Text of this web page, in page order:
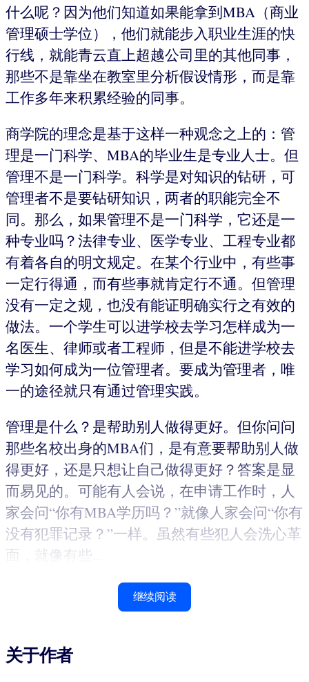
什么呢？因为他们知道如果能拿到MBA（商业
管理硕士学位），他们就能步入职业生涯的快
行线，就能青云直上超越公司里的其他同事，
那些不是靠坐在教室里分析假设情形，而是靠
工作多年来积累经验的同事。
商学院的理念是基于这样一种观念之上的：管
理是一门科学、MBA的毕业生是专业人士。但
管理不是一门科学。科学是对知识的钻研，可
管理者不是要钻研知识，两者的职能完全不
同。那么，如果管理不是一门科学，它还是一
种专业吗？法律专业、医学专业、工程专业都
有着各自的明文规定。在某个行业中，有些事
一定行得通，而有些事就肯定行不通。但管理
没有一定之规，也没有能证明确实行之有效的
做法。一个学生可以进学校去学习怎样成为一
名医生、律师或者工程师，但是不能进学校去
学习如何成为一位管理者。要成为管理者，唯
一的途径就只有通过管理实践。
管理是什么？是帮助别人做得更好。但你问问
那些名校出身的MBA们，是有意要帮助别人做
得更好，还是只想让自己做得更好？答案是显
而易见的。可能有人会说，在申请工作时，人
家会问“你有MBA学历吗？”就像人家会问“你有
没有犯罪记录？”一样。虽然有些犯人会洗心革
面，就像有些...
继续阅读
关于作者